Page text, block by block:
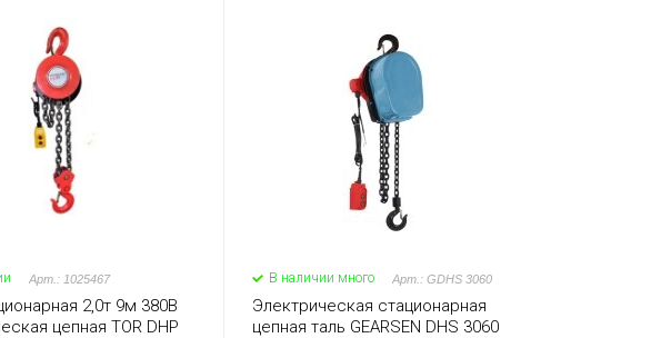
Арт.: 1025467
2,0т 9м 380В
цепная TOR DHP
В наличии много Арт.: GDHS 3060
Электрическая стационарная
цепная таль GEARSEN DHS 3060